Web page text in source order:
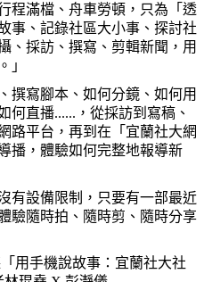
程滿檔、舟車勞頓，只為「透
事、記錄社區大小事、探討社
、採訪、撰寫、剪輯新聞，用
」
撰寫腳本、如何分鏡、如何用
何直播......，從採訪到寫稿、
路平台，再到在「宜蘭社大網
播，體驗如何完整地報導新
有設備限制，只要有一部最近
驗隨時拍、隨時剪、隨時分享
用手機說故事：宜蘭社大社